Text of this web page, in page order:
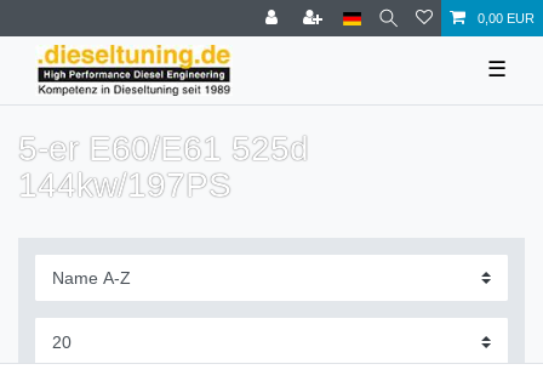
0,00 EUR
☰
5-er E60/E61 525d
144kw/197PS